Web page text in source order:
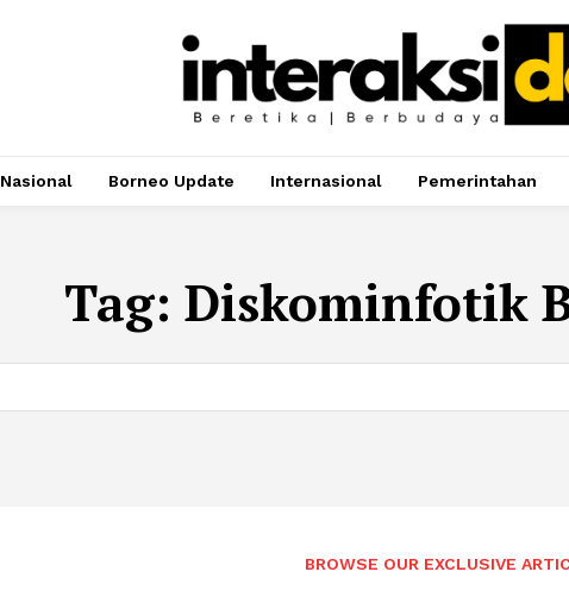
Nasional Borneo Update Internasional Pemerintahan
Tag: Diskominfotik
BROWSE OUR EXCLUSIVE